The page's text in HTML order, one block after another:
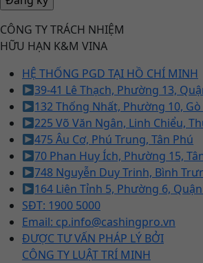
CÔNG TY TRÁCH NHIỆM
HỮU HẠN K&M VINA
HỆ THỐNG PGD TẠI HỒ CHÍ MINH
39-41 Lê Thạch, Phường 13,
132 Thống Nhất, Phường 10, Gò
225 Võ Văn Ngân, Linh Chiểu,
475 Âu Cơ, Phú Trung, Tân Phú
70 Phan Huy Ích, Phường 15,
748 Nguyễn Duy Trinh, Bình
164 Liên Tỉnh 5, Phường 6, Quận
SĐT: 1900 5000
Email: cp.info@cashingpro.vn
ĐƯỢC TƯ VẤN PHÁP LÝ BỞI
CÔNG TY LUẬT TRÍ MINH